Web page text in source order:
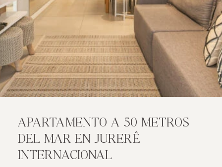
APARTAMENTO A 50 METROS
DEL MAR EN JURERÊ
INTERNACIONAL